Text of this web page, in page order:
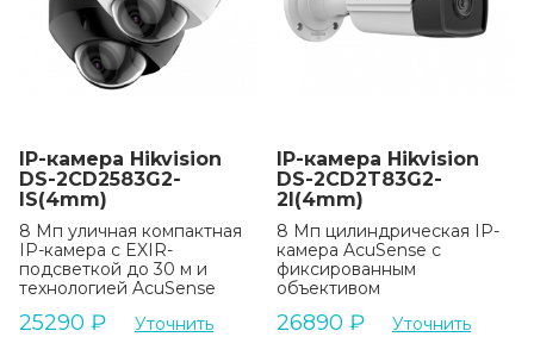
IP-камера Hikvision
DS-2CD2583G2-
IS(4mm)
8 Мп уличная компактная
IP-камера с EXIR-
подсветкой до 30 м и
технологией AcuSense
25290 ₽ Уточнить
IP-камера Hikvision
DS-2CD2T83G2-
2I(4mm)
8 Мп цилиндрическая IP-
камера AcuSense с
фиксированным
объективом
26890 ₽ Уточнить